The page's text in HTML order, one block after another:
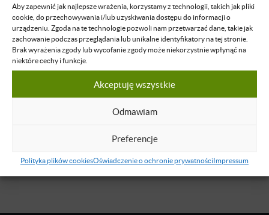
Aby zapewnić jak najlepsze wrażenia, korzystamy z technologii, takich jak pliki
cookie, do przechowywania i/lub uzyskiwania dostępu do informacji o
urządzeniu. Zgoda na te technologie pozwoli nam przetwarzać dane, takie jak
zachowanie podczas przeglądania lub unikalne identyfikatory na tej stronie.
Brak wyrażenia zgody lub wycofanie zgody może niekorzystnie wpłynąć na
niektóre cechy i funkcje.
Akceptuję wszystkie
Odmawiam
Preferencje
Polityka plików cookiesOświadczenie o ochronie prywatnościImpressum
Zaloguj się
O WYKŁADOWCY
Kamil Cebulski
Przedsiębiorca, dziennikarz, Założyciel
Uczelni ASBIRO
Dowiedz się więcej